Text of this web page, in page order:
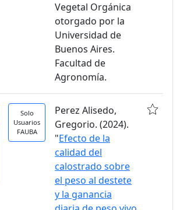
Vegetal Orgánica
otorgado por la
Universidad de
Buenos Aires.
Facultad de
Agronomía.
Solo
Usuarios
FAUBA
Perez Alisedo,
Gregorio. (2024).
"Efecto de la
calidad del
calostrado sobre
el peso al destete
y la ganancia